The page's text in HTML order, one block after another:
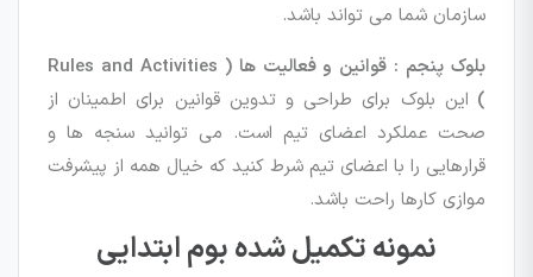
سازمان شما می تواند باشد.
بلوک پنجم : قوانین و فعالیت ها ( Rules and Activities
) این بلوک برای طراحی و تدوین قوانین برای اطمینان از
صحت عملکرد اعضای تیم است. می توانید سنجه ها و
قرارهایی را با اعضای تیم شرط کنید که خیال همه از پیشرفت
موازی کارها راحت باشد.
نمونه تکمیل شده بوم ابتدایی